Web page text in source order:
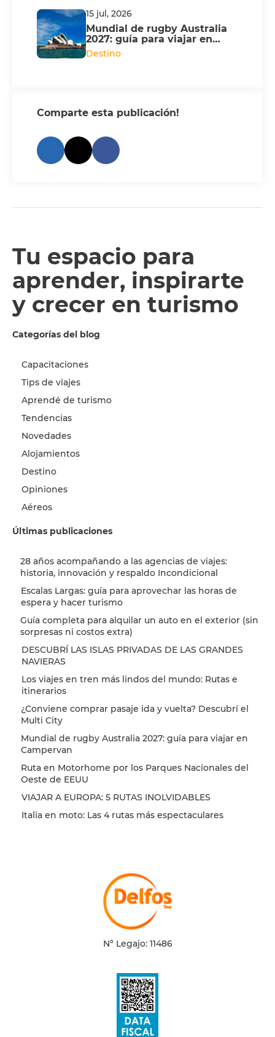
15 jul, 2026
Mundial de rugby Australia
2027: guía para viajar en
Campervan
Destino
Comparte esta publicación!
Tu espacio para
aprender, inspirarte
y crecer en turismo
Categorías del blog
Capacitaciones
Tips de viajes
Aprendé de turismo
Tendencias
Novedades
Alojamientos
Destino
Opiniones
Aéreos
Últimas publicaciones
28 años acompañando a las agencias de viajes:
historia, innovación y respaldo Incondicional
Escalas Largas: guía para aprovechar las horas de
espera y hacer turismo
Guía completa para alquilar un auto en el exterior (sin
sorpresas ni costos extra)
DESCUBRÍ LAS ISLAS PRIVADAS DE LAS GRANDES
NAVIERAS
Los viajes en tren más lindos del mundo: Rutas e
itinerarios
¿Conviene comprar pasaje ida y vuelta? Descubrí el
Multi City
Mundial de rugby Australia 2027: guía para viajar en
Campervan
Ruta en Motorhome por los Parques Nacionales del
Oeste de EEUU
VIAJAR A EUROPA: 5 RUTAS INOLVIDABLES
Italia en moto: Las 4 rutas más espectaculares
N° Legajo: 11486